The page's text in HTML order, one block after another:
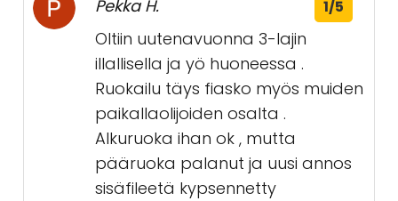
Pekka H. 1/5
Oltiin uutenavuonna 3-lajin
illallisella ja yö huoneessa .
Ruokailu täys fiasko myös muiden
paikallaolijoiden osalta .
Alkuruoka ihan ok , mutta
pääruoka palanut ja uusi annos
sisäfileetä kypsennetty